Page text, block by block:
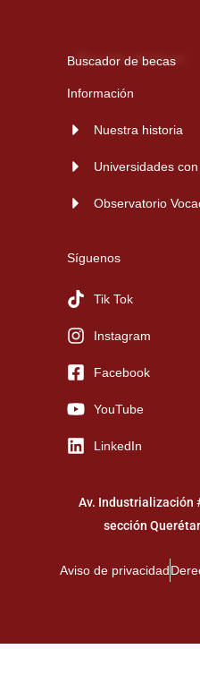
Buscador de becas
Información
Nuestra historia
Universidades
Observatorio
Síguenos
Tik Tok
Instagram
Facebook
YouTube
LinkedIn
Av. Industrialización
sección
Aviso de privacidad